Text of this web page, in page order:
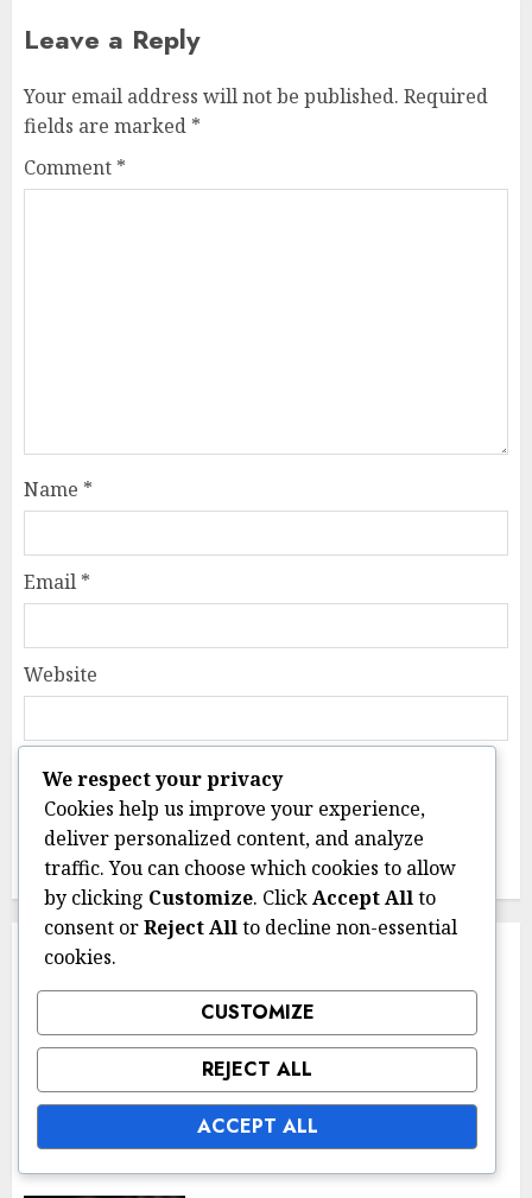
Leave a Reply
Your email address will not be published. Required
fields are marked *
Comment *
Name *
Email *
Website
Save my name, email, and website in this
browser for the next time I comment.
RELATED NEWS
Parhaat käytännöt
Henkilötietojen Minimointi:
Käytännöt, Toteutus, Hyödyt
13/02/2026
We respect your privacy
Cookies help us improve your experience,
deliver personalized content, and analyze
traffic. You can choose which cookies to allow
by clicking Customize. ClickAccept Allto
consent orReject Allto decline non-essential
cookies.
CUSTOMIZE
REJECT ALL
ACCEPT ALL